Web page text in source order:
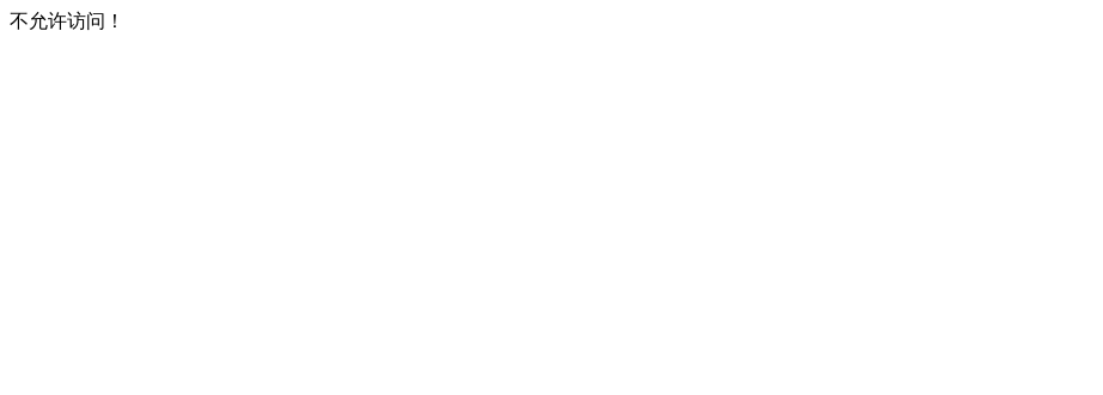
不允许访问！